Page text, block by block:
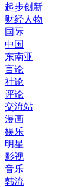
起步创新
财经人物
国际
中国
东南亚
言论
社论
评论
交流站
漫画
娱乐
明星
影视
音乐
韩流